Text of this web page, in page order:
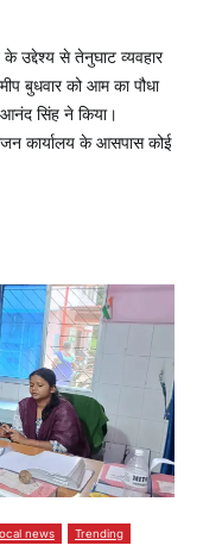
के उद्देश्य से तेनुघाट व्यवहार
बुधवार को आम का पौधा
सिंह ने किया।
कार्यालय के आसपास कोई
news
Trending